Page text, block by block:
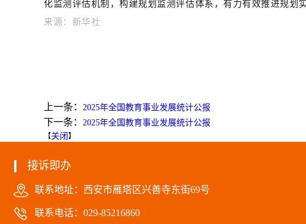
化监测评估机制，构建规划监测评估体系，有力有效推进规划实
来源：新华社
上一条： 2025年全国教育事业发展统计公报
下一条： 2025年全国教育事业发展统计公报
【关闭 】
接诉即办
联系地址：西安市雁塔区兴善寺东街69号
联系电话：029-85216860